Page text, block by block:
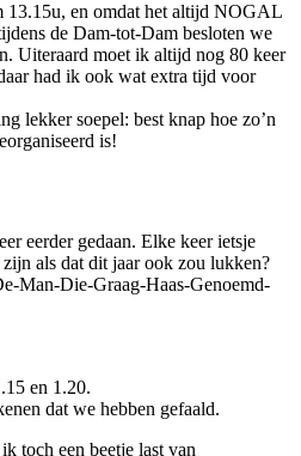
13.15u, en omdat het altijd NOGAL
de Dam-tot-Dam besloten we
Uiteraard moet ik altijd nog 80 keer
had ik ook wat extra tijd voor
lekker soepel: best knap hoe zo’n
is!
eerder gedaan. Elke keer ietsje
als dat dit jaar ook zou lukken?
Man-Die-Graag-Haas-Genoemd-
en 1.20.
dat we hebben gefaald.
toch een beetje last van